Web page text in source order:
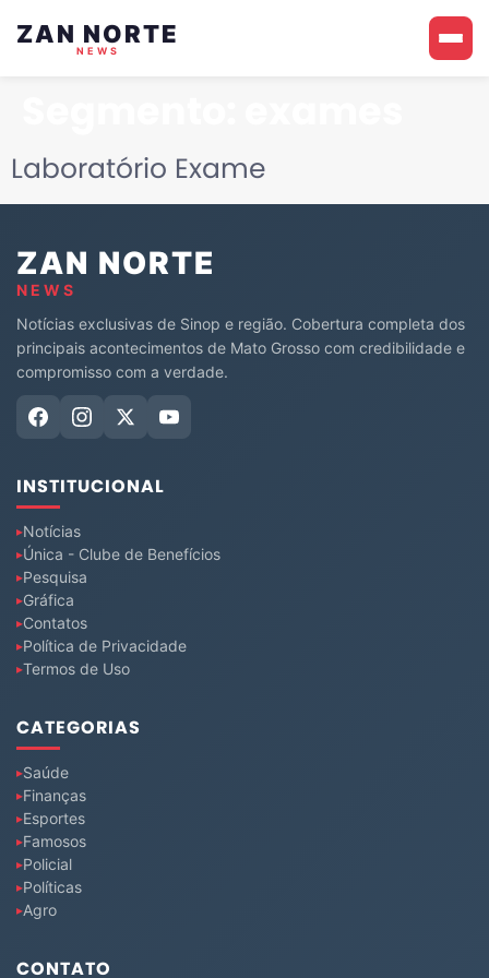
ZAN NORTE
NEWS
Laboratório Exame
ZAN NORTE
NEWS
Notícias exclusivas de Sinop e região. Cobertura completa dos
principais acontecimentos de Mato Grosso com credibilidade e
compromisso com a verdade.
INSTITUCIONAL
Notícias
Única - Clube de Benefícios
Pesquisa
Gráfica
Contatos
Política de Privacidade
Termos de Uso
CATEGORIAS
Saúde
Finanças
Esportes
Famosos
Policial
Políticas
Agro
CONTATO